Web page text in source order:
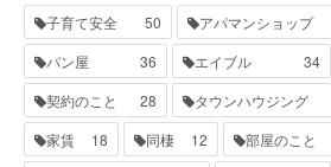
子育て安全 50 アパマンショップ
パン屋
36 エイブル 34
契約のこと
28 タウンハウジング
家賃
18 同棲 12 部屋のこと